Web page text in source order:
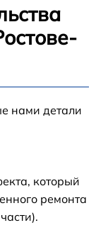
нами детали
который
ремонта